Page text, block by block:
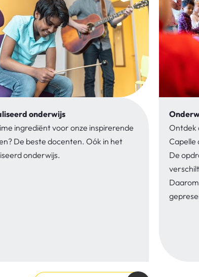
onderwijs
ingrediënt voor onze inspirerende
De beste docenten. Oók in het
onderwijs.
Ontdek
Capelle
De